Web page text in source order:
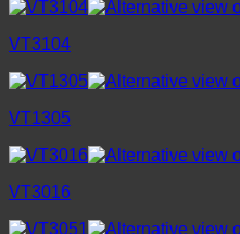
VT3104
VT1305
VT3016